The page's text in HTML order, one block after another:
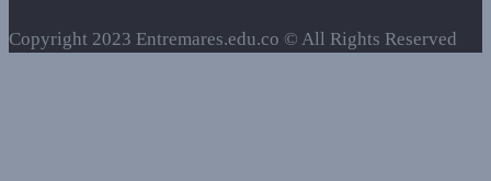
Copyright 2023 Entremares.edu.co © All Rights Reserved